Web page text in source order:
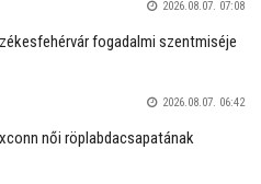
2026.08.07. 07:08
fogadalmi szentmiséje
2026.08.07. 06:42
női röplabdacsapatának